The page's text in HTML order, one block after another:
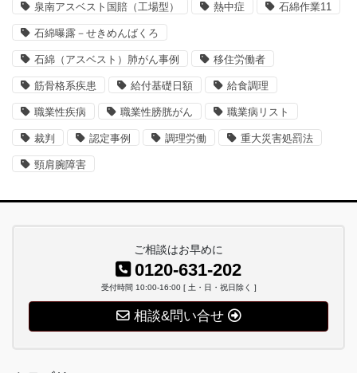
泉南アスベスト国賠（工場型） 熱中症 石綿作業11
石綿曝露－せきめんばくろ
石綿（アスベスト）肺がん事例 移住労働者
筋骨格系疾患 給付基礎日額 給食調理
職業性疾病 職業性膀胱がん 職業病リスト
裁判 認定事例 調理労働 重大災害処罰法
頸肩腕障害
ご相談はお早めに
0120-631-202
受付時間 10:00-16:00 [ 土・日・祝日除く ]
相談&問い合せ